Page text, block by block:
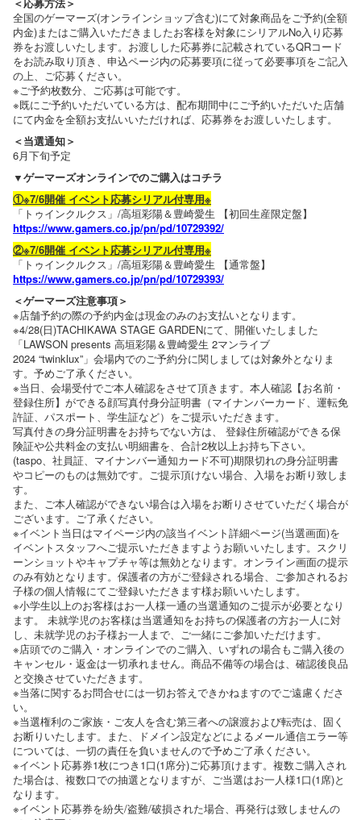
全国のゲーマーズ(オンラインショップ含む)にて対象商品をご予約(全額
内金)またはご購入いただきましたお客様を対象にシリアルNo入り応募
券をお渡しいたします。お渡しした応募券に記載されているQRコード
をお読み取り頂き、申込ページ内の応募要項に従って必要事項をご記入
の上、ご応募ください。
※ご予約枚数分、ご応募は可能です。
※既にご予約いただいている方は、配布期間中にご予約いただいた店舗
にて内金を全額お支払いいただければ、応募券をお渡しいたします。
＜当選通知＞
6月下旬予定
▼ゲーマーズオンラインでのご購入はコチラ
①※7/6開催 イベント応募シリアル付専用※
「トゥインクルクス」/高垣彩陽＆豊崎愛生 【初回生産限定盤】
https://www.gamers.co.jp/pn/pd/10729392/
②※7/6開催 イベント応募シリアル付専用※
「トゥインクルクス」/高垣彩陽＆豊崎愛生 【通常盤】
https://www.gamers.co.jp/pn/pd/10729393/
＜ゲーマーズ注意事項＞
※店舗予約の際の予約内金は現金のみのお支払いとなります。
※4/28(日)TACHIKAWA STAGE GARDENにて、開催いたしました
「LAWSON presents 高垣彩陽＆豊崎愛生 2マンライブ
2024 “twinklux”」会場内でのご予約分に関しましては対象外となりま
す。予めご了承ください。
※当日、会場受付でご本人確認をさせて頂きます。本人確認【お名前・
登録住所】ができる顔写真付身分証明書（マイナンバーカード、運転免
許証、パスポート、学生証など）をご提示いただきます。
写真付きの身分証明書をお持ちでない方は、 登録住所確認ができる保
険証や公共料金の支払い明細書を、合計2枚以上お持ち下さい。
(taspo、社員証、マイナンバー通知カード不可)期限切れの身分証明書
やコピーのものは無効です。ご提示頂けない場合、入場をお断り致しま
す。
また、ご本人確認ができない場合は入場をお断りさせていただく場合が
ございます。ご了承ください。
※イベント当日はマイページ内の該当イベント詳細ページ(当選画面)を
イベントスタッフへご提示いただきますようお願いいたします。スクリ
ーンショットやキャプチャ等は無効となります。オンライン画面の提示
のみ有効となります。保護者の方がご登録される場合、ご参加されるお
子様の個人情報にてご登録いただきます様お願いいたします。
※小学生以上のお客様はお一人様一通の当選通知のご提示が必要となり
ます。 未就学児のお客様は当選通知をお持ちの保護者の方お一人に対
し、未就学児のお子様お一人まで、ご一緒にご参加いただけます。
※店頭でのご購入・オンラインでのご購入、いずれの場合もご購入後の
キャンセル・返金は一切承れません。商品不備等の場合は、確認後良品
と交換させていただきます。
※当落に関するお問合せには一切お答えできかねますのでご遠慮くださ
い。
※当選権利のご家族・ご友人を含む第三者への譲渡および転売は、固く
お断りいたします。また、ドメイン設定などによるメール通信エラー等
については、一切の責任を負いませんので予めご了承ください。
※イベント応募券1枚につき1口(1席分)ご応募頂けます。複数ご購入され
た場合は、複数口での抽選となりますが、ご当選はお一人様1口(1席)と
なります。
※イベント応募券を紛失/盗難/破損された場合、再発行は致しませんの